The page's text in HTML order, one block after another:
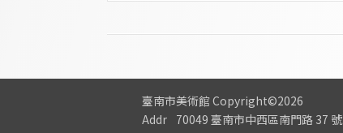
臺南市美術館Copyright©2026
Addr
70049 臺南市中西區南門路 37 號